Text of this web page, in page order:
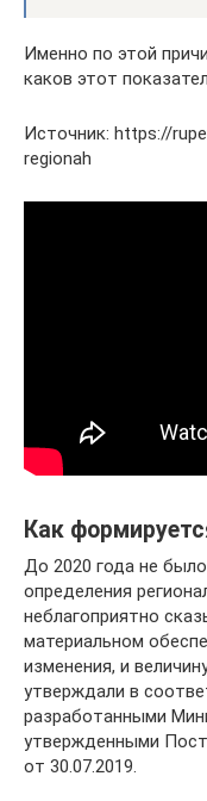
Именно по этой
каков этот
Источник: https://
regionah
Как
До 2020 года не
определения
неблагоприятно
материальном
изменения, и
утверждали в
разработанными
утвержденными
от 30.07.2019.